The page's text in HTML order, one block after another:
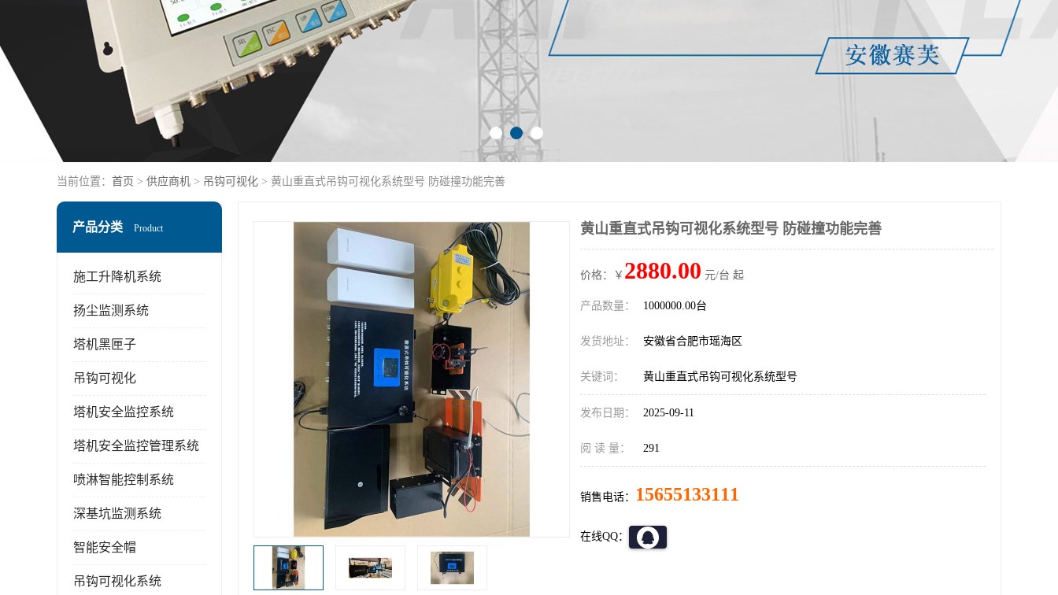
当前位置： 首页 > 供应商机 > 吊钩可视化 > 黄山重直式吊钩可视化系统型号 防碰撞功能完善
产品分类 Product
施工升降机系统
扬尘监测系统
塔机黑匣子
吊钩可视化
塔机安全监控系统
塔机安全监控管理系统
喷淋智能控制系统
深基坑监测系统
智能安全帽
吊钩可视化系统
黄山重直式吊钩可视化系统型号 防碰撞功能完善
价格：￥ 2880.00 元/台 起
产品数量： 1000000.00台
发货地址： 安徽省合肥市瑶海区
关键词： 黄山重直式吊钩可视化系统型号
发布日期： 2025-09-11
阅 读 量： 291
销售电话： 15655133111
在线QQ：